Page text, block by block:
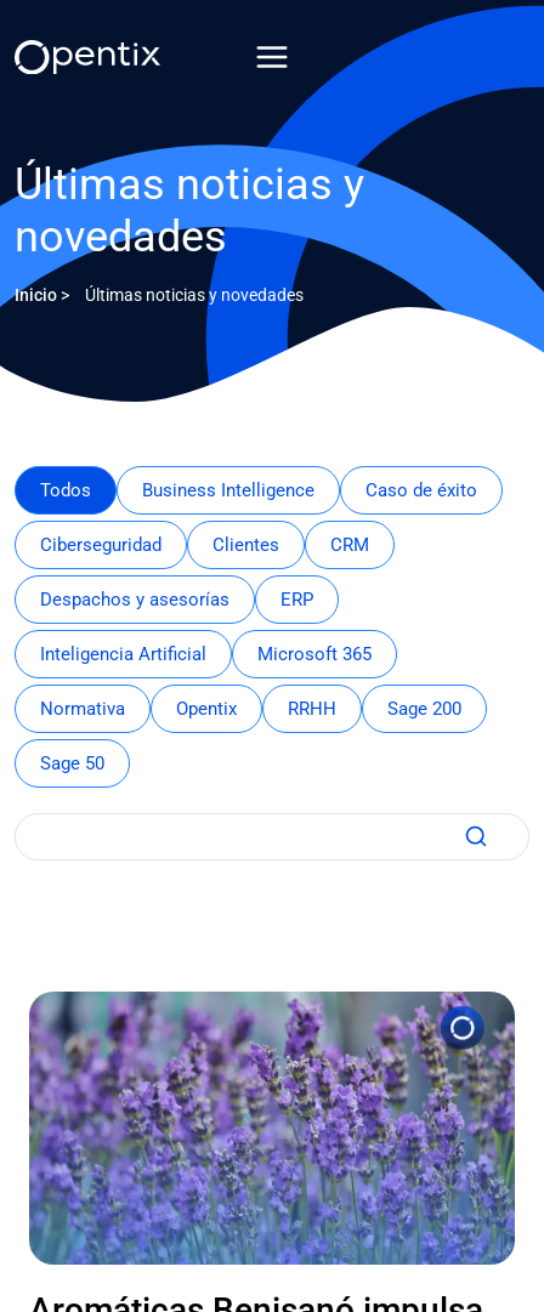
contenido
Últimas noticias y
novedades
Inicio > Últimas noticias y novedades
Todos Business Intelligence Caso de éxito
Ciberseguridad Clientes CRM
Despachos y asesorías ERP
Inteligencia Artificial Microsoft 365
Normativa Opentix RRHH Sage 200
Sage 50